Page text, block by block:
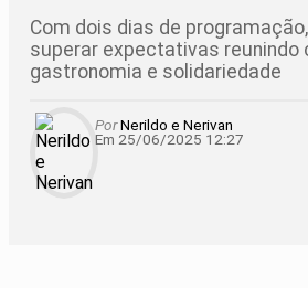
Com dois dias de
superar expectativas reunindo
gastronomia e solidariedade
PorNerildo e Nerivan
Em 25/06/2025 12:27